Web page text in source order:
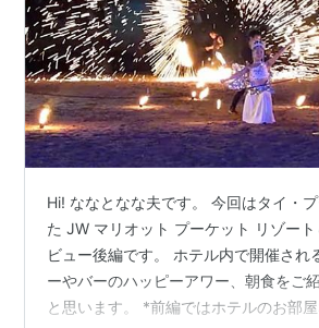
Hi! ななとなな夫です。 今回はタイ・
た JW マリオット プーケット リゾー
ビュー後編です。 ホテル内で開催され
ーやバーのハッピーアワー、朝食をご
と思います。 *前編ではホテルのお部